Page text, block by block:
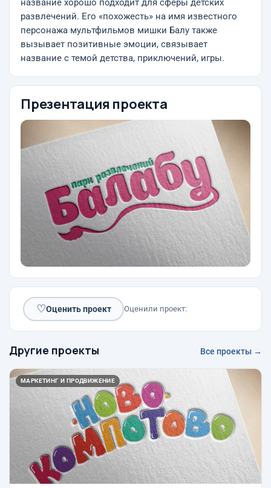
название хорошо подходит для сферы детских
развлечений. Его «похожесть» на имя известного
персонажа мультфильмов мишки Балу также
вызывает позитивные эмоции, связывает
название с темой детства, приключений, игры.
Презентация проекта
♡Оценить проект Оценили проект:
Другие проекты Все проекты →
МАРКЕТИНГ И ПРОДВИЖЕНИЕ